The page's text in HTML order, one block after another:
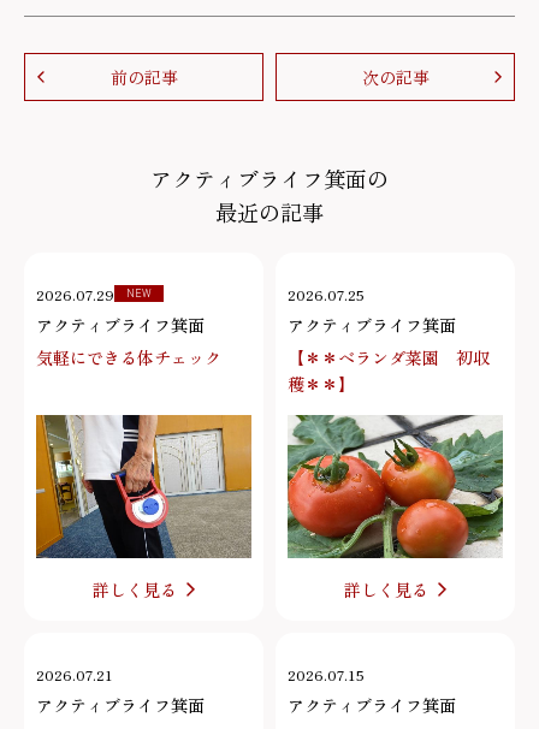
前の記事 次の記事
アクティブライフ箕面の
最近の記事
2026.07.29 NEW
アクティブライフ箕面
気軽にできる体チェック
詳しく見る
2026.07.25
アクティブライフ箕面
【＊＊ベランダ菜園 初収
穫＊＊】
詳しく見る
2026.07.21
アクティブライフ箕面
2026.07.15
アクティブライフ箕面